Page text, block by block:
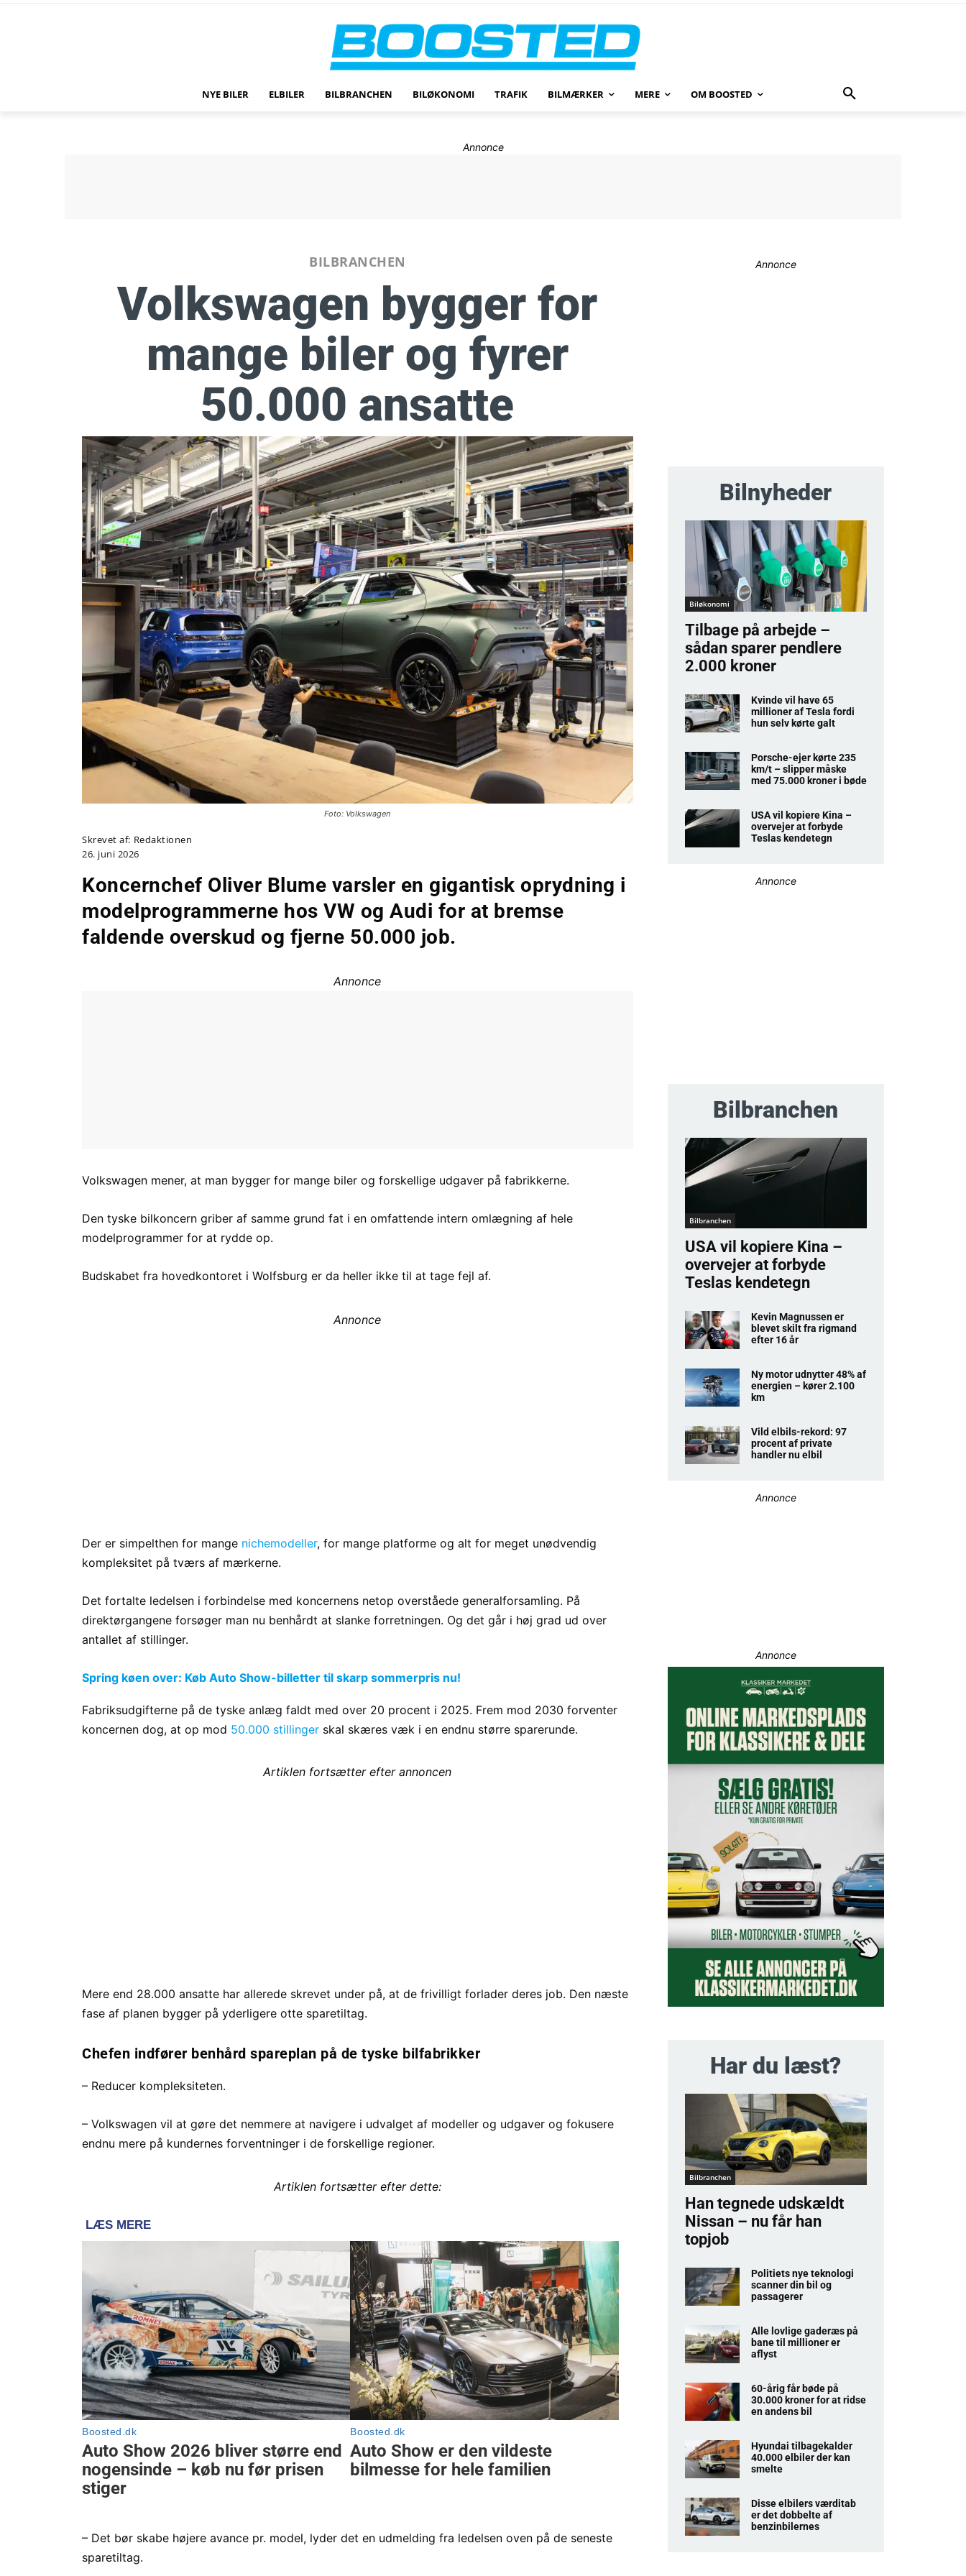
NYE BILER ELBILER BILBRANCHEN BILØKONOMI TRAFIK BILMÆRKER MERE OM BOOSTED
Annonce
BILBRANCHEN
Volkswagen bygger for
mange biler og fyrer
50.000 ansatte
Foto: Volkswagen
Skrevet af: Redaktionen
26. juni 2026
Koncernchef Oliver Blume varsler en gigantisk oprydning i
modelprogrammerne hos VW og Audi for at bremse
faldende overskud og fjerne 50.000 job.
Annonce
Volkswagen mener, at man bygger for mange biler og forskellige udgaver på fabrikkerne.
Den tyske bilkoncern griber af samme grund fat i en omfattende intern omlægning af hele
modelprogrammer for at rydde op.
Budskabet fra hovedkontoret i Wolfsburg er da heller ikke til at tage fejl af.
Annonce
Der er simpelthen for mange nichemodeller, for mange platforme og alt for meget unødvendig
kompleksitet på tværs af mærkerne.
Det fortalte ledelsen i forbindelse med koncernens netop overståede generalforsamling. På
direktørgangene forsøger man nu benhårdt at slanke forretningen. Og det går i høj grad ud over
antallet af stillinger.
Spring køen over: Køb Auto Show-billetter til skarp sommerpris nu!
Fabriksudgifterne på de tyske anlæg faldt med over 20 procent i 2025. Frem mod 2030 forventer
koncernen dog, at op mod 50.000 stillinger skal skæres væk i en endnu større sparerunde.
Artiklen fortsætter efter annoncen
Mere end 28.000 ansatte har allerede skrevet under på, at de frivilligt forlader deres job. Den næste
fase af planen bygger på yderligere otte sparetiltag.
Chefen indfører benhård spareplan på de tyske bilfabrikker
– Reducer kompleksiteten.
– Volkswagen vil at gøre det nemmere at navigere i udvalget af modeller og udgaver og fokusere
endnu mere på kundernes forventninger i de forskellige regioner.
Artiklen fortsætter efter dette:
– Det bør skabe højere avance pr. model, lyder det en udmelding fra ledelsen oven på de seneste
sparetiltag.
Annonce
Bilnyheder
Biløkonomi
Tilbage på arbejde –
sådan sparer pendlere
2.000 kroner
Kvinde vil have 65
millioner af Tesla fordi
hun selv kørte galt
Porsche-ejer kørte 235
km/t – slipper måske
med 75.000 kroner i bøde
USA vil kopiere Kina –
overvejer at forbyde
Teslas kendetegn
Annonce
Bilbranchen
Bilbranchen
USA vil kopiere Kina –
overvejer at forbyde
Teslas kendetegn
Kevin Magnussen er
blevet skilt fra rigmand
efter 16 år
Ny motor udnytter 48% af
energien – kører 2.100
km
Vild elbils-rekord: 97
procent af private
handler nu elbil
Annonce
Annonce
Har du læst?
Bilbranchen
Han tegnede udskældt
Nissan – nu får han
topjob
Politiets nye teknologi
scanner din bil og
passagerer